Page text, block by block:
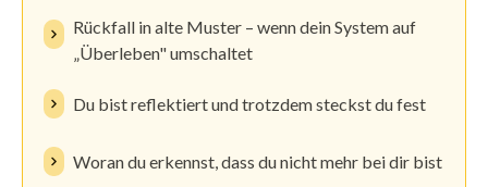
Rückfall in alte Muster – wenn dein System auf
„Überleben" umschaltet
Du bist reflektiert und trotzdem steckst du fest
Woran du erkennst, dass du nicht mehr bei dir bist